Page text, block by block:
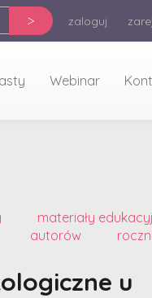
> zaloguj
Webinar
materiały
autorów
u